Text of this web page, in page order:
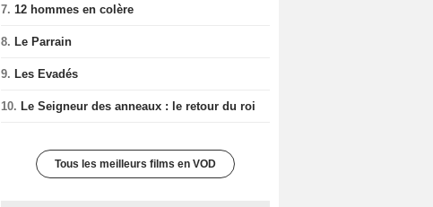
7. 12 hommes en colère
8. Le Parrain
9. Les Evadés
10. Le Seigneur des anneaux : le retour du roi
Tous les meilleurs films en VOD